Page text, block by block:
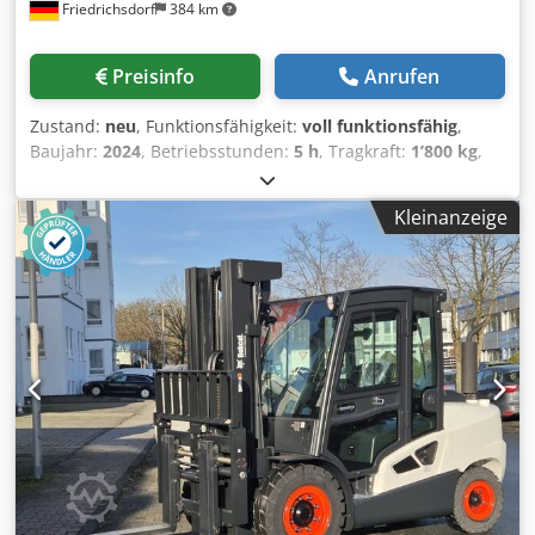
Friedrichsdorf 384 km
Preisinfo Anrufen
Zustand: neu, Funktionsfähigkeit: voll funktionsfähig,
Baujahr: 2024, Betriebsstunden: 5 h, Tragkraft: 1’800 kg,
, Freihub:
elektrisch, Masttyp:Triplex, Bauhöhe:2’130 mm, Leistung:
6 kW (8.16 PS)
, Gabelträgerbreite: 902 mm, Gabellänge:
1’200 mm, Leergewicht: 3’250 kg, Gesamtlänge:1’991 mm,
Antriebsart:
Elektro, Baubreite:1’090 mm, Elektro 3 Rad-
Stapler Lastschwerpunkt: 500 Gabelbreite: 100 mm
Gabeldicke: 35 mm ISO Klasse: ISO Klasse 2 = 1.000 - 2.500
kg Masttyp: Triplex Geschw. Klasse: 15 Zustand: Neugerät
Zustand Technisch: Neu Bereifung vorne Typ: Superelastik
Bereifung vorne Grösse: 18x7-8 Bereifung vorne Zustand:
Neu Bereifung hinten Typ: Superelastik Bereifung hinten
Grösse: 15x4-5-8 Bereifung hinten Zustand: Neu Batterie
Volt: 48V Batterie Ah: 625Ah Batterie Hersteller: Midac
Batterie Typ: PzS Batterie Baujahr: 2024 Batterie Zustand:
Neu Cjdpsw N Tp Nofx Ahzsha Seitenschieber, 3. Ventil, 4.
Kleinanzeige